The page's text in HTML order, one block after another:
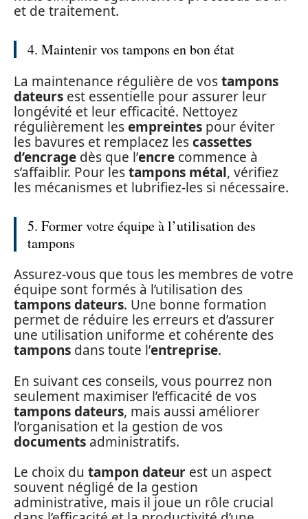
et de traitement.
4. Maintenir vos tampons en bon état
La maintenance régulière de vostampons
dateurs est essentielle pour assurer leur
longévité et leur efficacité. Nettoyez
régulièrement lesempreintes pour éviter
les bavures et remplacez lescassettes
d’encrage dès que l’encre commence à
s’affaiblir. Pour lestampons métal, vérifiez
les mécanismes et lubrifiez-les si nécessaire.
5. Former votre équipe à l’utilisation des
tampons
Assurez-vous que tous les membres de votre
équipe sont formés à l’utilisation des
tampons dateurs. Une bonne formation
permet de réduire les erreurs et d’assurer
une utilisation uniforme et cohérente des
tampons dans toute l’entreprise.
En suivant ces conseils, vous pourrez non
seulement maximiser l’efficacité de vos
tampons dateurs, mais aussi améliorer
l’organisation et la gestion de vos
documents administratifs.
Le choix du tampon dateur est un aspect
souvent négligé de la gestion
administrative, mais il joue un rôle crucial